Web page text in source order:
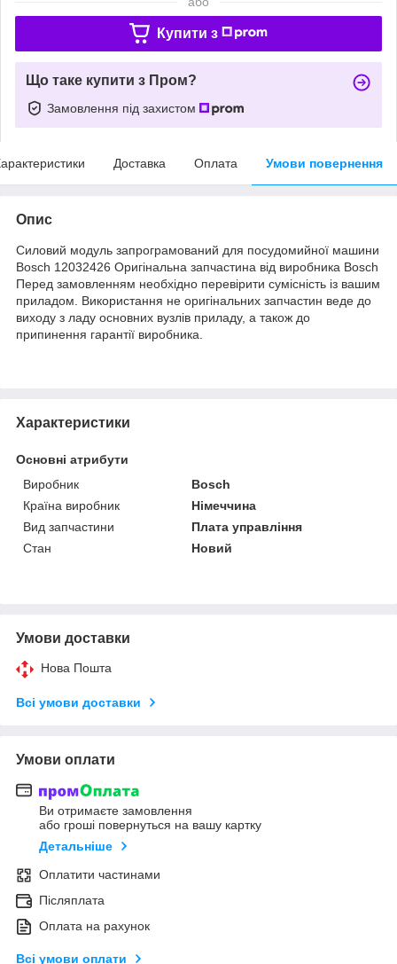
Купити з
Що таке купити з Пром?
Замовлення під захистом
Доставка Оплата Умови повернення
Опис
Силовий модуль запрограмований для посудомийної машини
Bosch 12032426 Оригінальна запчастина від виробника Bosch
Перед замовленням необхідно перевірити сумісність із вашим
приладом. Використання не оригінальних запчастин веде до
виходу з ладу основних вузлів приладу, а також до
припинення гарантії виробника.
Характеристики
Основні атрибути
Виробник
Bosch
Країна виробник
Німеччина
Вид запчастини
Плата управління
Стан
Новий
Умови доставки
Нова Пошта
Всі умови доставки
Умови оплати
Ви отримаєте замовлення
або гроші повернуться на вашу картку
Детальніше
Оплатити частинами
Післяплата
Оплата на рахунок
Всі умови оплати